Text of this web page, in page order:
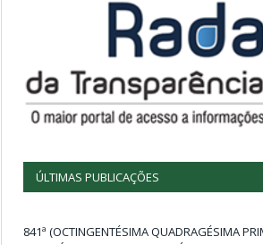
ÚLTIMAS PUBLICAÇÕES
841ª (OCTINGENTÉSIMA QUADRAGÉSIMA